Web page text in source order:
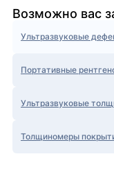
Возможно вас
Ультразвуковые
Портативные
Ультразвуковые
Толщиномеры